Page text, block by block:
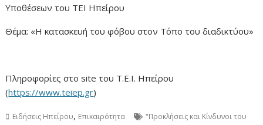
Υποθέσεων του ΤΕΙ Ηπείρου
Θέμα: «Η κατασκευή του φόβου στον Τόπο του διαδικτύου»
Πληροφορίες στο site του Τ.Ε.Ι. Ηπείρου
(https://www.teiep.gr)
Ειδήσεις Ηπείρου, Επικαιρότητα
"Προκλήσεις και Κίνδυνοι του